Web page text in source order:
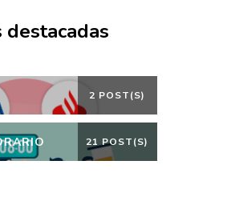
2 POST(S)
21 POST(S)